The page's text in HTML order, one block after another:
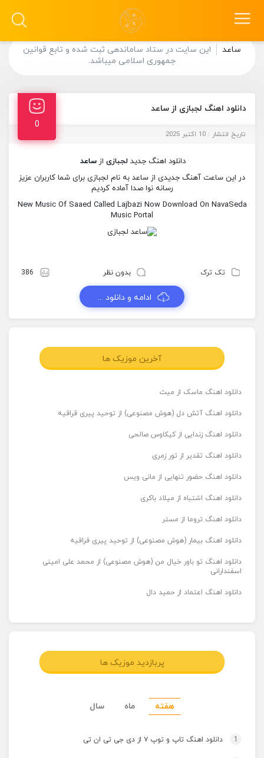
ساعد
این سایت در ستاد ساماندهی ثبت شده و تابع قوانین
جمهوری اسلامی میباشد.
دانلود اهنگ لجبازی از ساعد
0
تاریخ انتشار : 10 اکتبر 2025
دانلود اهنگ جدیدلجبازی ازساعد
در این ساعت آهنگ جدیدی از ساعد به نام لجبازی برای شما کاربران عزیز
رسانه نوا صدا آماده کردیم
New Music Of Saaed Called Lajbazi Now Download On NavaSeda
Music Portal
تک ترک بدون نظر 386
ادامه و دانلود ...
آخرین موزیک ها
دانلود اهنگ ماسک از میث
دانلود اهنگ آتش دل (هوش مصنوعی) از توحید پیری قراقیه
دانلود اهنگ زندایی از کیکاوس صالحی
دانلود اهنگ تقدیر از تور زمری
دانلود اهنگ حضور تنهایی از مانی ویس
دانلود اهنگ اشتباه از میلاد باکری
دانلود اهنگ تروما از مستر
دانلود اهنگ بیمار (هوش مصنوعی) از توحید پیری قراقیه
دانلود اهنگ تو باور خیال من (هوش مصنوعی) از محمد علی امینی
اسفندارانی
دانلود اهنگ اعتماد از حمید دال
پربازدید موزیک ها
هفته ماه سال
1 دانلود اهنگ تاپ و توپ ۷ از دی جی تی ان تی